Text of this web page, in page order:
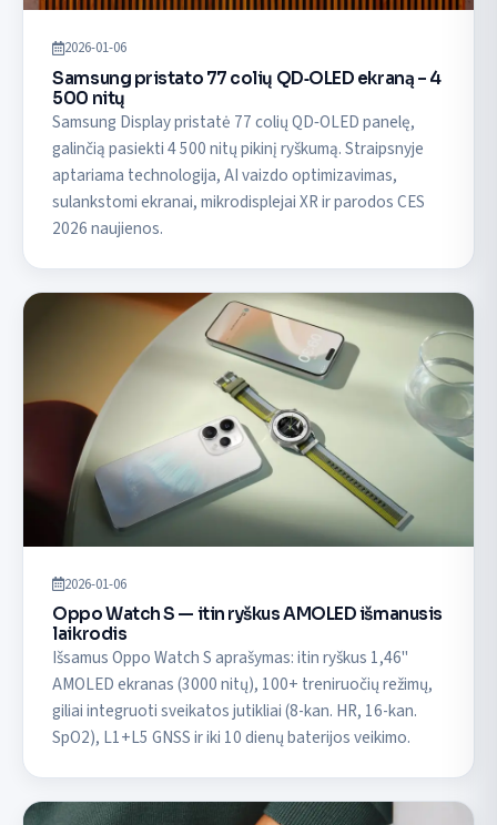
2026-01-06
Samsung pristato 77 colių QD‑OLED ekraną – 4
500 nitų
Samsung Display pristatė 77 colių QD‑OLED panelę,
galinčią pasiekti 4 500 nitų pikinį ryškumą. Straipsnyje
aptariama technologija, AI vaizdo optimizavimas,
sulankstomi ekranai, mikrodisplejai XR ir parodos CES
2026 naujienos.
2026-01-06
Oppo Watch S — itin ryškus AMOLED išmanusis
laikrodis
Išsamus Oppo Watch S aprašymas: itin ryškus 1,46"
AMOLED ekranas (3000 nitų), 100+ treniruočių režimų,
giliai integruoti sveikatos jutikliai (8-kan. HR, 16-kan.
SpO2), L1+L5 GNSS ir iki 10 dienų baterijos veikimo.